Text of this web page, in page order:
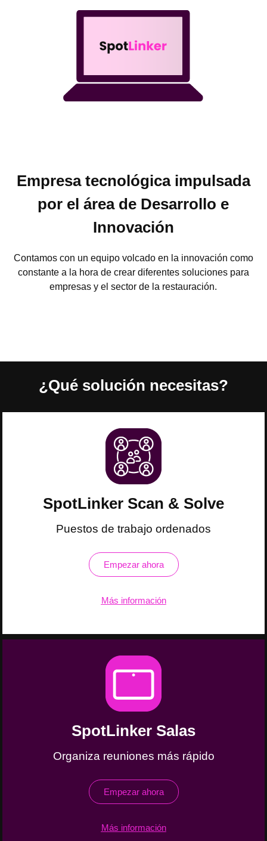
Empresa tecnológica impulsada
por el área de Desarrollo e
Innovación
Contamos con un equipo volcado en la innovación como
constante a la hora de crear diferentes soluciones para
empresas y el sector de la restauración.
¿Qué solución necesitas?
SpotLinker Scan & Solve
Puestos de trabajo ordenados
Empezar ahora
Más información
SpotLinker Salas
Organiza reuniones más rápido
Empezar ahora
Más información